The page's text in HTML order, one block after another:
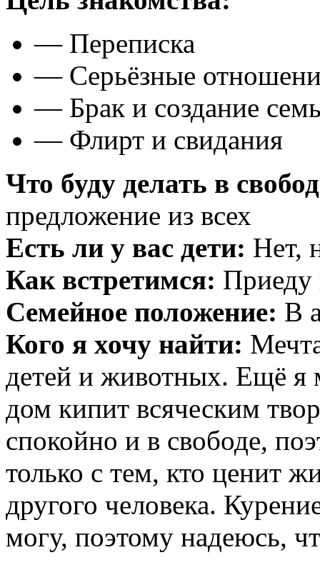
— Переписка
— Серьёзные
— Брак и создание
— Флирт и свидания
Что буду делать в
предложение из всех
Есть ли у вас дети: Нет,
Как встретимся: Приеду
Семейное положение: В
Кого я хочу найти:
детей и животных. Ещё
дом кипит всяческим
спокойно и в свободе,
только с тем, кто ценит
другого человека.
могу, поэтому надеюсь,